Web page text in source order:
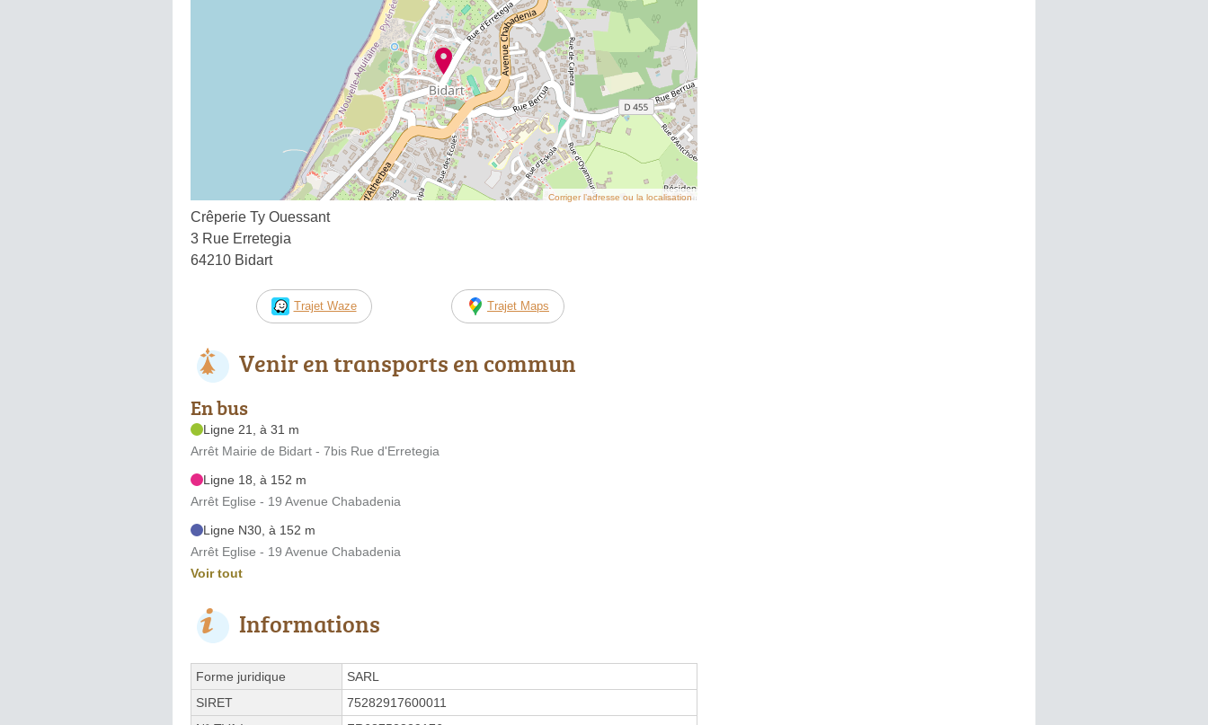
Corriger l’adresse ou la localisation
Crêperie Ty Ouessant
3 Rue Erretegia
64210 Bidart
Trajet Waze Trajet Maps
Venir en transports en commun
En bus
Ligne 21, à 31 m
Arrêt Mairie de Bidart - 7bis Rue d'Erretegia
Ligne 18, à 152 m
Arrêt Eglise - 19 Avenue Chabadenia
Ligne N30, à 152 m
Arrêt Eglise - 19 Avenue Chabadenia
Voir tout
Informations
Forme juridique
SARL
SIRET
75282917600011